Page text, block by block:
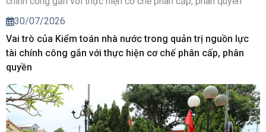
30/07/2026
Vai trò của Kiểm toán nhà nước trong quản trị nguồn lực
tài chính công gắn với thực hiện cơ chế phân cấp, phân
quyền